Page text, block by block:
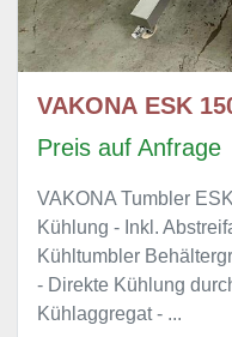
VAKONA ESK
Preis auf Anfrage
VAKONA Tumbler
Kühlung - Inkl.
Kühltumbler
- Direkte Kühlung
Kühlaggregat - ...